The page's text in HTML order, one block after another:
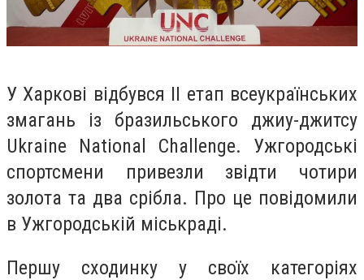
У Харкові відбувся ІІ етап всеукраїнських
змагань із бразильського джиу-джитсу
Ukraine National Challenge. Ужгородські
спортсмени привезли звідти чотири
золота та два срібла. Про це повідомили
в Ужгородській міськраді.
Першу сходинку у своїх категоріях